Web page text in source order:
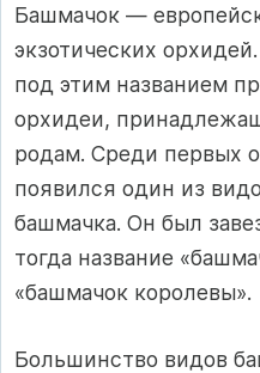
Башмачок —
экзотических
под этим названием
орхидеи,
родам. Среди первых
появился один из
башмачка. Он был
тогда название
«башмачок королевы».
Большинство видов